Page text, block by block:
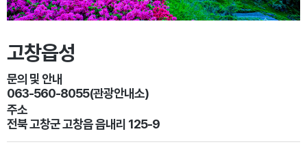
고창읍성
문의 및 안내
063-560-8055(관광안내소)
주소
전북 고창군 고창읍 읍내리 125-9